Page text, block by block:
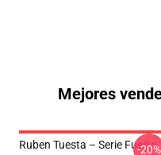
Mejores
Ruben Tuesta – Serie Fuerte
-20%